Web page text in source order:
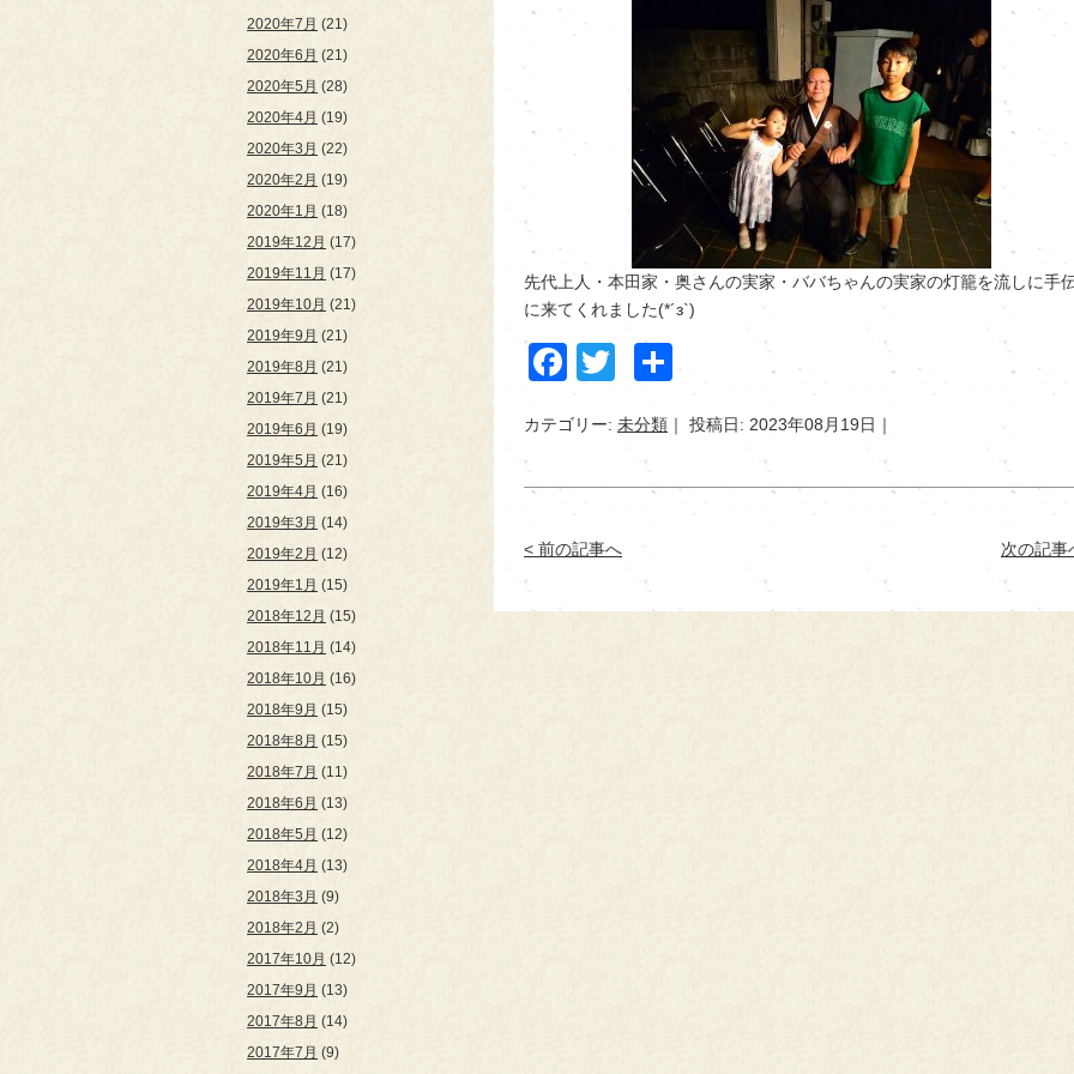
2020年7月 (21)
2020年6月 (21)
2020年5月 (28)
2020年4月 (19)
2020年3月 (22)
2020年2月 (19)
2020年1月 (18)
2019年12月 (17)
2019年11月 (17)
2019年10月 (21)
2019年9月 (21)
2019年8月 (21)
2019年7月 (21)
2019年6月 (19)
2019年5月 (21)
2019年4月 (16)
2019年3月 (14)
2019年2月 (12)
2019年1月 (15)
2018年12月 (15)
2018年11月 (14)
2018年10月 (16)
2018年9月 (15)
2018年8月 (15)
2018年7月 (11)
2018年6月 (13)
2018年5月 (12)
2018年4月 (13)
2018年3月 (9)
2018年2月 (2)
2017年10月 (12)
2017年9月 (13)
2017年8月 (14)
2017年7月 (9)
先代上人・本田家・奥さんの実家・ババちゃんの実家の灯籠を流しに手
に来てくれました(*´з`)
Facebook
Twitter
共
カテゴリー: 未分類 投稿日: 2023年08月19日
< 前の記事へ 次の記事